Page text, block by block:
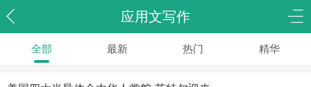
应用文写作
全部 最新 热门 精华